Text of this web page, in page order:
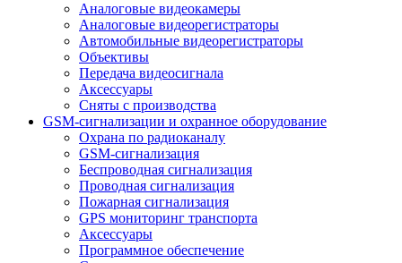
Аналоговые видеокамеры
Аналоговые видеорегистраторы
Автомобильные видеорегистраторы
Объективы
Передача видеосигнала
Аксессуары
Сняты с производства
GSM-сигнализации и охранное оборудование
Охрана по радиоканалу
GSM-сигнализация
Беспроводная сигнализация
Проводная сигнализация
Пожарная сигнализация
GPS мониторинг транспорта
Аксессуары
Программное обеспечение